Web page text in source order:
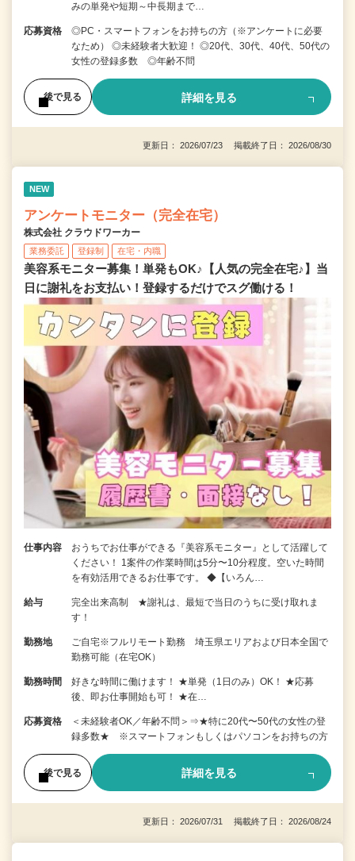
みの単発や短期～中長期まで…
応募資格
◎PC・スマートフォンをお持ちの方（※アンケートに必要
なため） ◎未経験者大歓迎！ ◎20代、30代、40代、50代の
女性の登録多数 ◎年齢不問
後で見る 詳細を見る
更新日： 2026/07/23 掲載終了日： 2026/08/30
NEW
アンケートモニター（完全在宅）
株式会社 クラウドワーカー
業務委託 登録制 在宅・内職
美容系モニター募集！単発もOK♪【人気の完全在宅♪】当
日に謝礼をお支払い！登録するだけでスグ働ける！
仕事内容
おうちでお仕事ができる『美容系モニター』として活躍して
ください！ 1案件の作業時間は5分〜10分程度。空いた時間
を有効活用できるお仕事です。 ◆【いろん…
給与
完全出来高制 ★謝礼は、最短で当日のうちに受け取れま
す！
勤務地
ご自宅※フルリモート勤務 埼玉県エリアおよび日本全国で
勤務可能（在宅OK）
勤務時間
好きな時間に働けます！ ★単発（1日のみ）OK！ ★応募
後、即お仕事開始も可！ ★在…
応募資格
＜未経験者OK／年齢不問＞⇒★特に20代〜50代の女性の登
録多数★ ※スマートフォンもしくはパソコンをお持ちの方
後で見る 詳細を見る
更新日： 2026/07/31 掲載終了日： 2026/08/24